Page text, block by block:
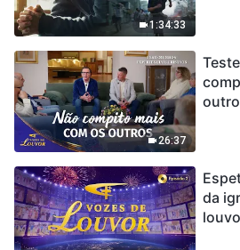
1:34:33
26:37
da